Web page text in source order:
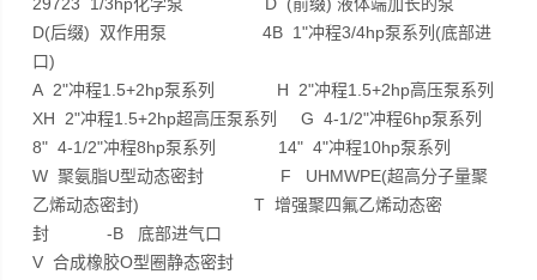
D(后缀) 双作用泵 4B 1"冲程3/4hp泵系列(底部进
口)
A 2"冲程1.5+2hp泵系列 H 2"冲程1.5+2hp高压泵系列
XH 2"冲程1.5+2hp超高压泵系列 G 4-1/2"冲程6hp泵系列
8" 4-1/2"冲程8hp泵系列 14" 4"冲程10hp泵系列
W 聚氨脂U型动态密封 F UHMWPE(超高分子量聚
乙烯动态密封) T 增强聚四氟乙烯动态密
封 -B 底部进气口
V 合成橡胶O型圈静态密封